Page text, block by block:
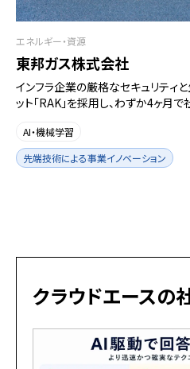
エネルギー・資源
東邦ガス株式会社
インフラ企業の厳格なセキュリティ
ット「RAK」を採用し、わずか4ヶ月
AI・機械学習
先端技術による事業イノベーション
クラウドエースの